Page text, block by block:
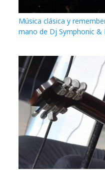
Música clásica y
mano de Dj Symphonic &